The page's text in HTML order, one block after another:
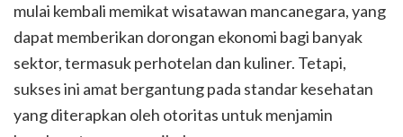
mulai kembali memikat wisatawan mancanegara, yang
dapat memberikan dorongan ekonomi bagi banyak
sektor, termasuk perhotelan dan kuliner. Tetapi,
sukses ini amat bergantung pada standar kesehatan
yang diterapkan oleh otoritas untuk menjamin